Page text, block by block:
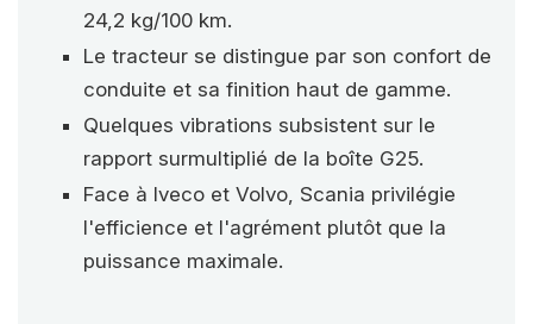
24,2 kg/100 km.
Le tracteur se distingue par son confort de
conduite et sa finition haut de gamme.
Quelques vibrations subsistent sur le
rapport surmultiplié de la boîte G25.
Face à Iveco et Volvo, Scania privilégie
l'efficience et l'agrément plutôt que la
puissance maximale.